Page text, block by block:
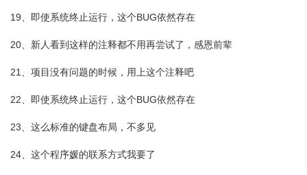
19、即使系统终止运行，这个BUG依然存在
20、新人看到这样的注释都不用再尝试了，感恩前辈
21、项目没有问题的时候，用上这个注释吧
22、即使系统终止运行，这个BUG依然存在
23、这么标准的键盘布局，不多见
24、这个程序媛的联系方式我要了